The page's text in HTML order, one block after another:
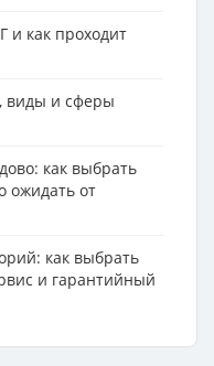
и как проходит
виды и сферы
как выбрать
ожидать от
как выбрать
и гарантийный